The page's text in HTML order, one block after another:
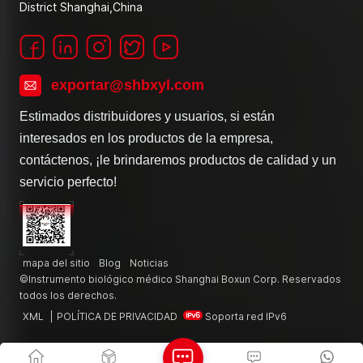
District Shanghai,China
exportar@shbxyl.com
Estimados distribuidores y usuarios, si están
interesados en los productos de la empresa,
contáctenos, ¡le brindaremos productos de calidad y un
servicio perfecto!
mapa del sitio Blog
Noticias
©Instrumento biológico médico Shanghai Boxun Corp. Reservados
todos los derechos.
XML
POLÍTICA DE PRIVACIDAD Soporta red IPv6